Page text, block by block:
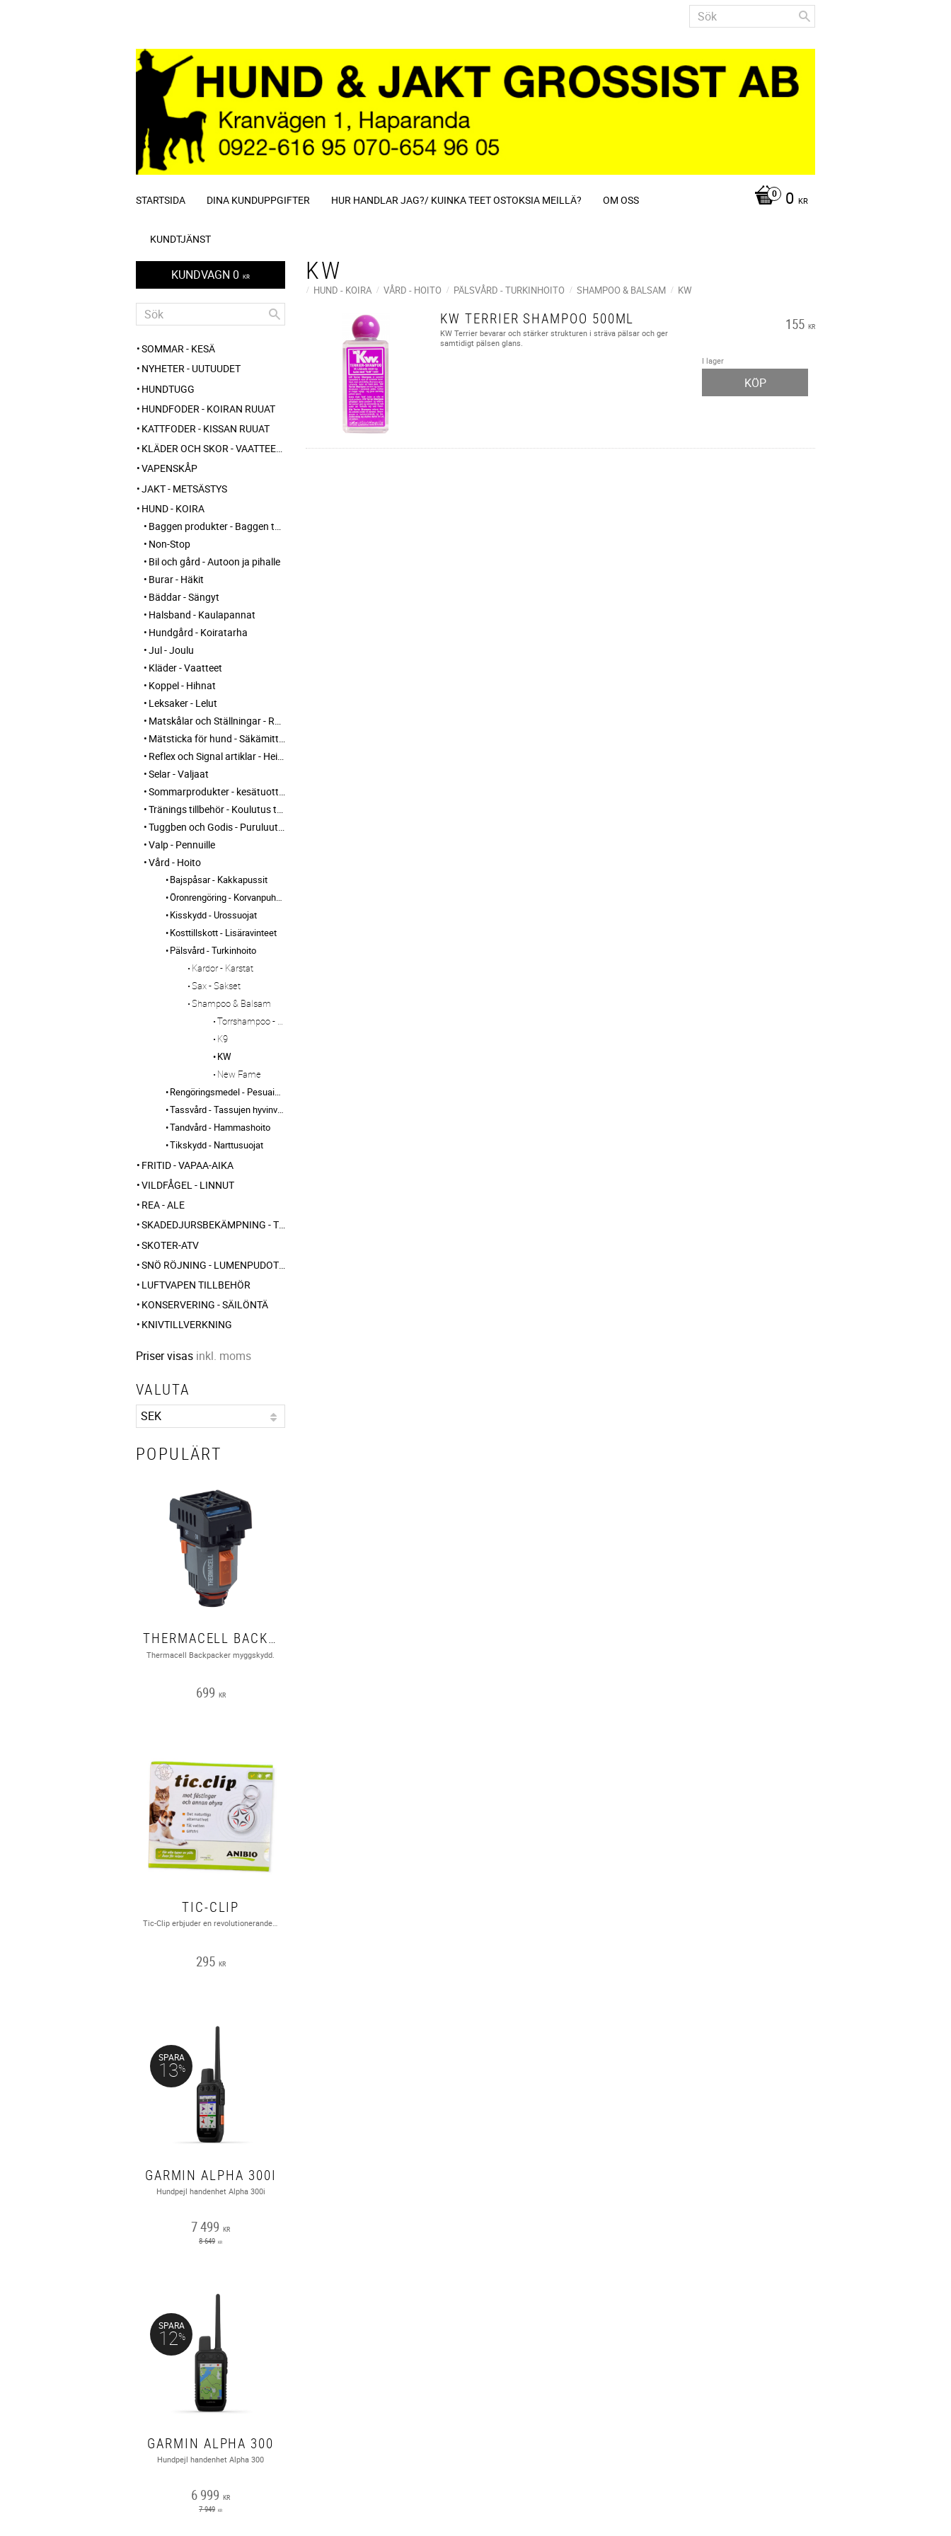
0 KR
STARTSIDA DINA KUNDUPPGIFTER HUR HANDLAR JAG?/ KUINKA TEET OSTOKSIA MEILLÄ? OM OSS
KUNDTJÄNST
KW
HUND - KOIRA VÅRD - HOITO PÄLSVÅRD - TURKINHOITO SHAMPOO & BALSAM KW
KW TERRIER SHAMPOO 500ML
KW Terrier bevarar och stärker strukturen i sträva pälsar och ger
samtidigt pälsen glans.
155 KR
I lager
KÖP
KUNDVAGN 0 KR
SOMMAR - KESÄ
NYHETER - UUTUUDET
HUNDTUGG
HUNDFODER - KOIRAN RUUAT
KATTFODER - KISSAN RUUAT
KLÄDER OCH SKOR - VAATTEET JA KENGÄT
VAPENSKÅP
JAKT - METSÄSTYS
HUND - KOIRA
Baggen produkter - Baggen tuotteet
Non-Stop
Bil och gård - Autoon ja pihalle
Burar - Häkit
Bäddar - Sängyt
Halsband - Kaulapannat
Hundgård - Koiratarha
Jul - Joulu
Kläder - Vaatteet
Koppel - Hihnat
Leksaker - Lelut
Matskålar och Ställningar - Ruokakupit ja telineet
Mätsticka för hund - Säkämittaus
Reflex och Signal artiklar - Heijastin ja huomio tuotteet
Selar - Valjaat
Sommarprodukter - kesätuotteet
Tränings tillbehör - Koulutus tarvikkeet
Tuggben och Godis - Puruluut ja Herkut
Valp - Pennuille
Vård - Hoito
Bajspåsar - Kakkapussit
Öronrengöring - Korvanpuhdistus
Kisskydd - Urossuojat
Kosttillskott - Lisäravinteet
Pälsvård - Turkinhoito
Kardor - Karstat
Sax - Sakset
Shampoo & Balsam
Torrshampoo - Kuivashampoo
K9
KW
New Fame
Rengöringsmedel - Pesuaineet
Tassvård - Tassujen hyvinvointi
Tandvård - Hammashoito
Tikskydd - Narttusuojat
FRITID - VAPAA-AIKA
VILDFÅGEL - LINNUT
REA - ALE
SKADEDJURSBEKÄMPNING - TUHOLAISTORJUNTA
SKOTER-ATV
SNÖ RÖJNING - LUMENPUDOTUS
LUFTVAPEN TILLBEHÖR
KONSERVERING - SÄILÖNTÄ
KNIVTILLVERKNING
Priser visas inkl. moms
VALUTA
POPULÄRT
THERMACELL BACKPACKER
Thermacell Backpacker myggskydd.
699 KR
TIC-CLIP
295 KR
GARMIN ALPHA 300I
Hundpejl handenhet Alpha 300i
7 499 KR
8 649 KR
SPARA
13%
GARMIN ALPHA 300
Hundpejl handenhet Alpha 300
6 999 KR
7 949 KR
SPARA
12%